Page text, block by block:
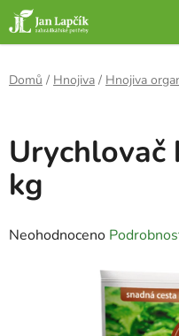
Přejít
na
obsah
Domů / Hnojiva / Hnojiva
Urychlovač
kg
Průměrné
Neohodnoceno